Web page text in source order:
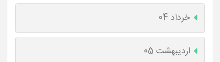
خرداد 04
اردیبهشت 05